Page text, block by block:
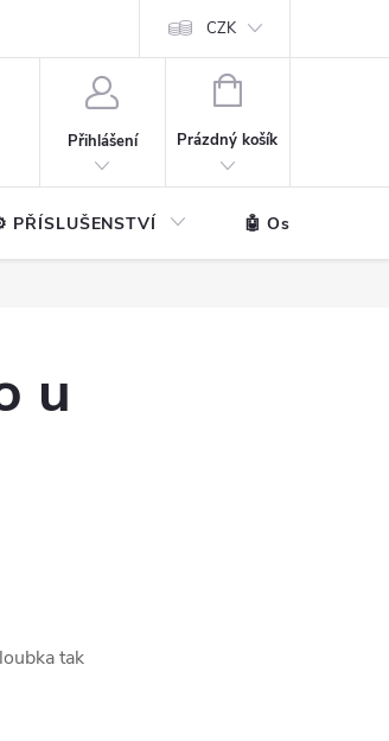
CZK
Přihlášení
NÁKUPNÍ
Prázdný košík
PŘÍSLUŠENSTVÍ 🤖 Ostatní
u
tak